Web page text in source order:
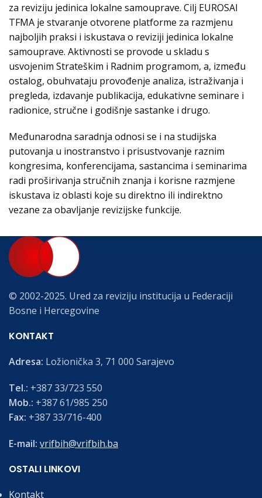
za reviziju jedinica lokalne samouprave. Cilj EUROSAI
TFMA je stvaranje otvorene platforme za razmjenu
najboljih praksi i iskustava o reviziji jedinica lokalne
samouprave. Aktivnosti se provode u skladu s
usvojenim Strateškim i Radnim programom, a, između
ostalog, obuhvataju provođenje analiza, istraživanja i
pregleda, izdavanje publikacija, edukativne seminare i
radionice, stručne i godišnje sastanke i drugo.
Međunarodna saradnja odnosi se i na studijska
putovanja u inostranstvo i prisustvovanje raznim
kongresima, konferencijama, sastancima i seminarima
radi proširivanja stručnih znanja i korisne razmjene
iskustava iz oblasti koje su direktno ili indirektno
vezane za obavljanje revizijske funkcije.
© 2002-2025. Ured za reviziju institucija u Federaciji
Bosne i Hercegovine
KONTAKT
Adresa: Ložionička 3, 71 000 Sarajevo
Tel.: +387 33/723 550
Mob.: +387 61/985 250
Fax: +387 33/716-400
E-mail: vrifbih@vrifbih.ba
OSTALI LINKOVI
Kontakt